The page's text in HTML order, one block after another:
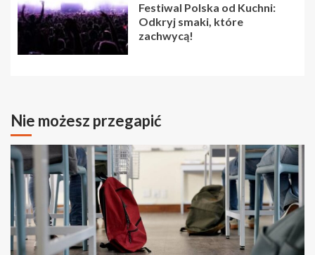
Festiwal Polska od Kuchni:
Odkryj smaki, które
zachwycą!
Nie możesz przegapić